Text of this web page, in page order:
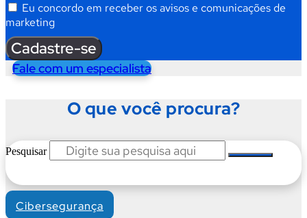
Eu concordo em receber os avisos e comunicações de
marketing
Cadastre-se
Fale com um especialista
O que você procura?
Pesquisar
Cibersegurança